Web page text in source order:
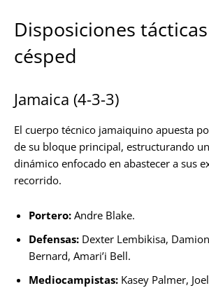
Disposiciones
césped
Jamaica (4-3-3)
El cuerpo técnico jamaiquino apuesta
de su bloque principal, estructurando
dinámico enfocado en abastecer a sus
recorrido.
Portero: Andre Blake.
Defensas: Dexter Lembikisa,
Bernard, Amari’i Bell.
Mediocampistas: Kasey Palmer,